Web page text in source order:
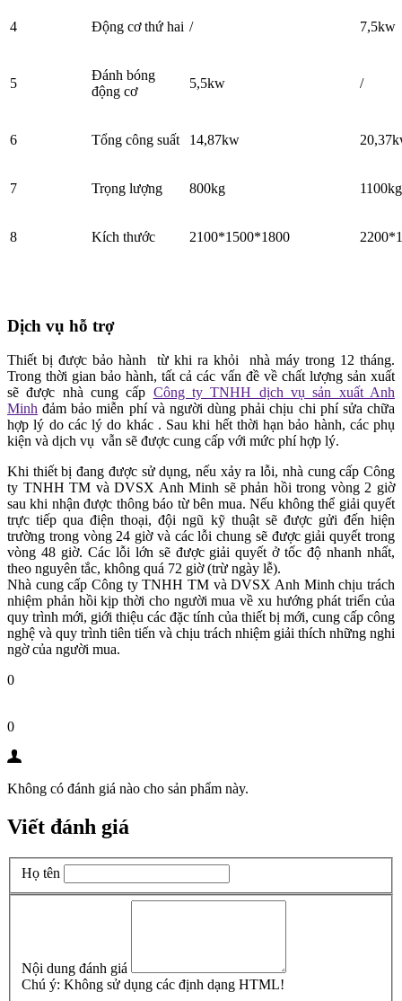
4 Động cơ thứ hai / 7,5kw
5
Đánh bóng
động cơ
5,5kw /
6 Tổng công suất 14,87kw
7 Trọng lượng 800kg 1100kg
8 Kích thước 2100*1500*1800
Dịch vụ hỗ trợ
Thiết bị được bảo hành từ khi ra khỏi nhà máy trong 12 tháng.
Trong thời gian bảo hành, tất cả các vấn đề về chất lượng sản xuất
sẽ được nhà cung cấp Công ty TNHH dịch vụ sản xuất Anh
Minh đảm bảo miễn phí và người dùng phải chịu chi phí sửa chữa
hợp lý do các lý do khác . Sau khi hết thời hạn bảo hành, các phụ
kiện và dịch vụ vẫn sẽ được cung cấp với mức phí hợp lý.
Khi thiết bị đang được sử dụng, nếu xảy ra lỗi, nhà cung cấp Công
ty TNHH TM và DVSX Anh Minh sẽ phản hồi trong vòng 2 giờ
sau khi nhận được thông báo từ bên mua. Nếu không thể giải quyết
trực tiếp qua điện thoại, đội ngũ kỹ thuật sẽ được gửi đến hiện
trường trong vòng 24 giờ và các lỗi chung sẽ được giải quyết trong
vòng 48 giờ. Các lỗi lớn sẽ được giải quyết ở tốc độ nhanh nhất,
theo nguyên tắc, không quá 72 giờ (trừ ngày lễ).
Nhà cung cấp Công ty TNHH TM và DVSX Anh Minh chịu trách
nhiệm phản hồi kịp thời cho người mua về xu hướng phát triển của
quy trình mới, giới thiệu các đặc tính của thiết bị mới, cung cấp công
nghệ và quy trình tiên tiến và chịu trách nhiệm giải thích những nghi
ngờ của người mua.
0
0
Không có đánh giá nào cho sản phẩm này.
Viết đánh giá
Họ tên
Nội dung đánh giá
Chú ý: Không sử dụng các định dạng HTML!